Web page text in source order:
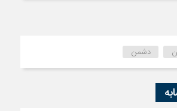
دشمن